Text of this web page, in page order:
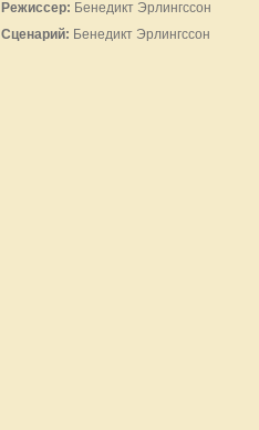
Режиссер: Бенедикт Эрлингссон
Сценарий: Бенедикт Эрлингссон